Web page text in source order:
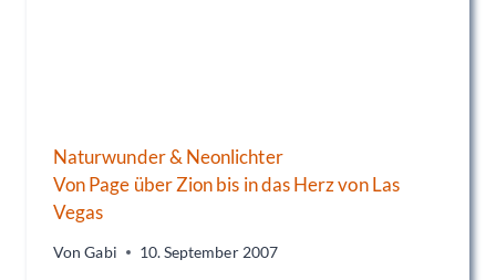
Naturwunder & Neonlichter
Von Page über Zion bis in das Herz von Las
Vegas
Von Gabi 10. September 2007